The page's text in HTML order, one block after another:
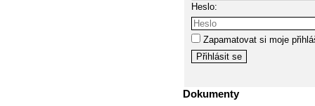
Heslo:
Zapamatovat si moje
Dokumenty